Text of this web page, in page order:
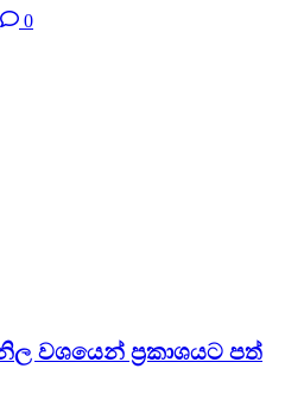
0
නිල වශයෙන් ප්‍රකාශයට පත්